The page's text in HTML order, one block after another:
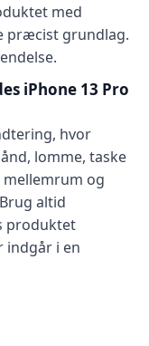
med
præcist grundlag.
iPhone 13 Pro
hvor
lomme, taske
og
altid
produktet
indgår i en